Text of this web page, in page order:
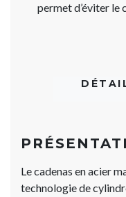
permet d’éviter le
Le cadenas en acier
technologie de